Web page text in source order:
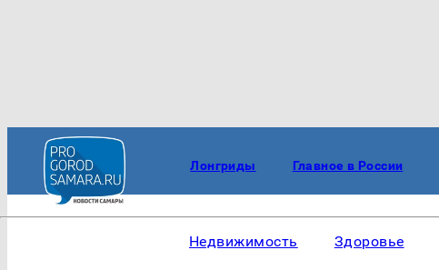
Лонгриды Главное в России
Недвижимость Здоровье